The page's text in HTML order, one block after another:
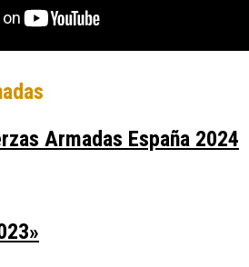
Armadas España 2024